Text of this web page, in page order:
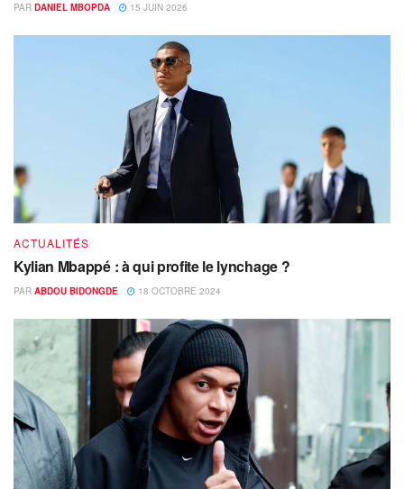
PAR DANIEL MBOPDA 15 JUIN 2026
ACTUALITÉS
Kylian Mbappé : à qui profite le lynchage ?
PAR ABDOU BIDONGDE 18 OCTOBRE 2024